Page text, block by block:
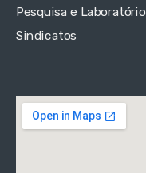
Pesquisa e Laboratório
Sindicatos